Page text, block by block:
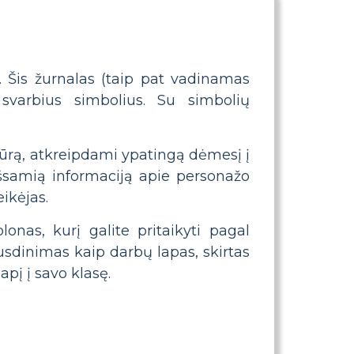
žurnalas (taip pat vadinamas
simbolius. Su simbolių
atkreipdami ypatingą dėmesį į
informaciją apie personažo
kurį galite pritaikyti pagal
kaip darbų lapas, skirtas
į savo klasę.